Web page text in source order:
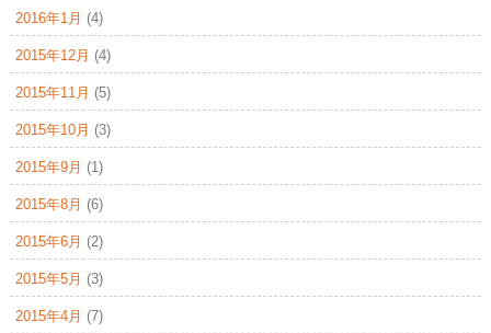
2016年1月 (4)
2015年12月 (4)
2015年11月 (5)
2015年10月 (3)
2015年9月 (1)
2015年8月 (6)
2015年6月 (2)
2015年5月 (3)
2015年4月 (7)